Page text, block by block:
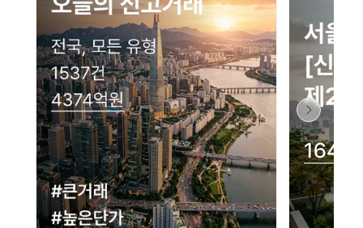
네이버 지도 연결 안내
현재 네이버 지도 연결이 원활하지 않아 지도를 불러올 수 없습니다.
이용에 불편을 드려 죄송합니다.
다시 시도